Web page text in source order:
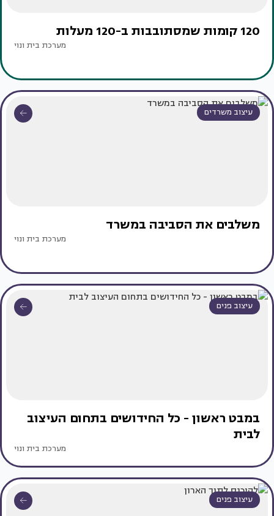
120 קומות שמסתובבות ב-120 מעלות
מערכת בית ונוי
עיצוב משרדים
משלבים את הסביבה במשרד
מערכת בית ונוי
עיצוב פנים
במבט ראשון - כל החידושים בתחום העיצוב
לבית
מערכת בית ונוי
עיצוב פנים